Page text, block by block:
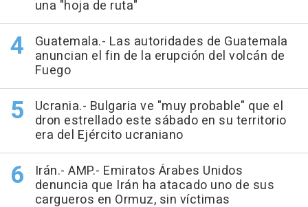
una "hoja de ruta"
Guatemala.- Las autoridades de Guatemala
anuncian el fin de la erupción del volcán de
Fuego
Ucrania.- Bulgaria ve "muy probable" que el
dron estrellado este sábado en su territorio
era del Ejército ucraniano
Irán.- AMP.- Emiratos Árabes Unidos
denuncia que Irán ha atacado uno de sus
cargueros en Ormuz, sin víctimas